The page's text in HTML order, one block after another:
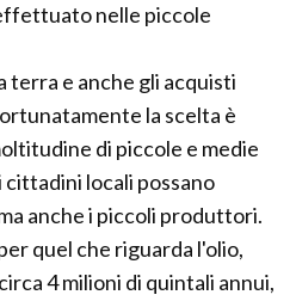
nelle piccole
e anche gli acquisti
la scelta è
di piccole e medie
cittadini locali possano
anche i piccoli produttori.
quel che riguarda l'olio,
4 milioni di quintali annui,